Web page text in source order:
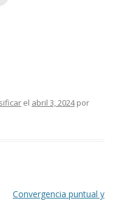
el abril 3, 2024por
Convergencia puntual y